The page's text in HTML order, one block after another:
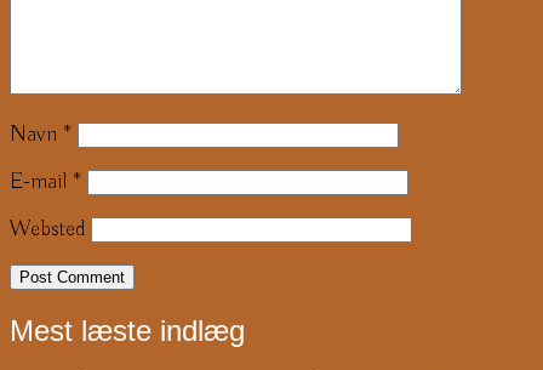
Navn *
E-mail *
Websted
Mest læste indlæg